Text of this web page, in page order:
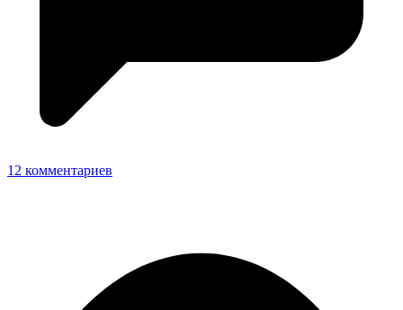
12 комментариев